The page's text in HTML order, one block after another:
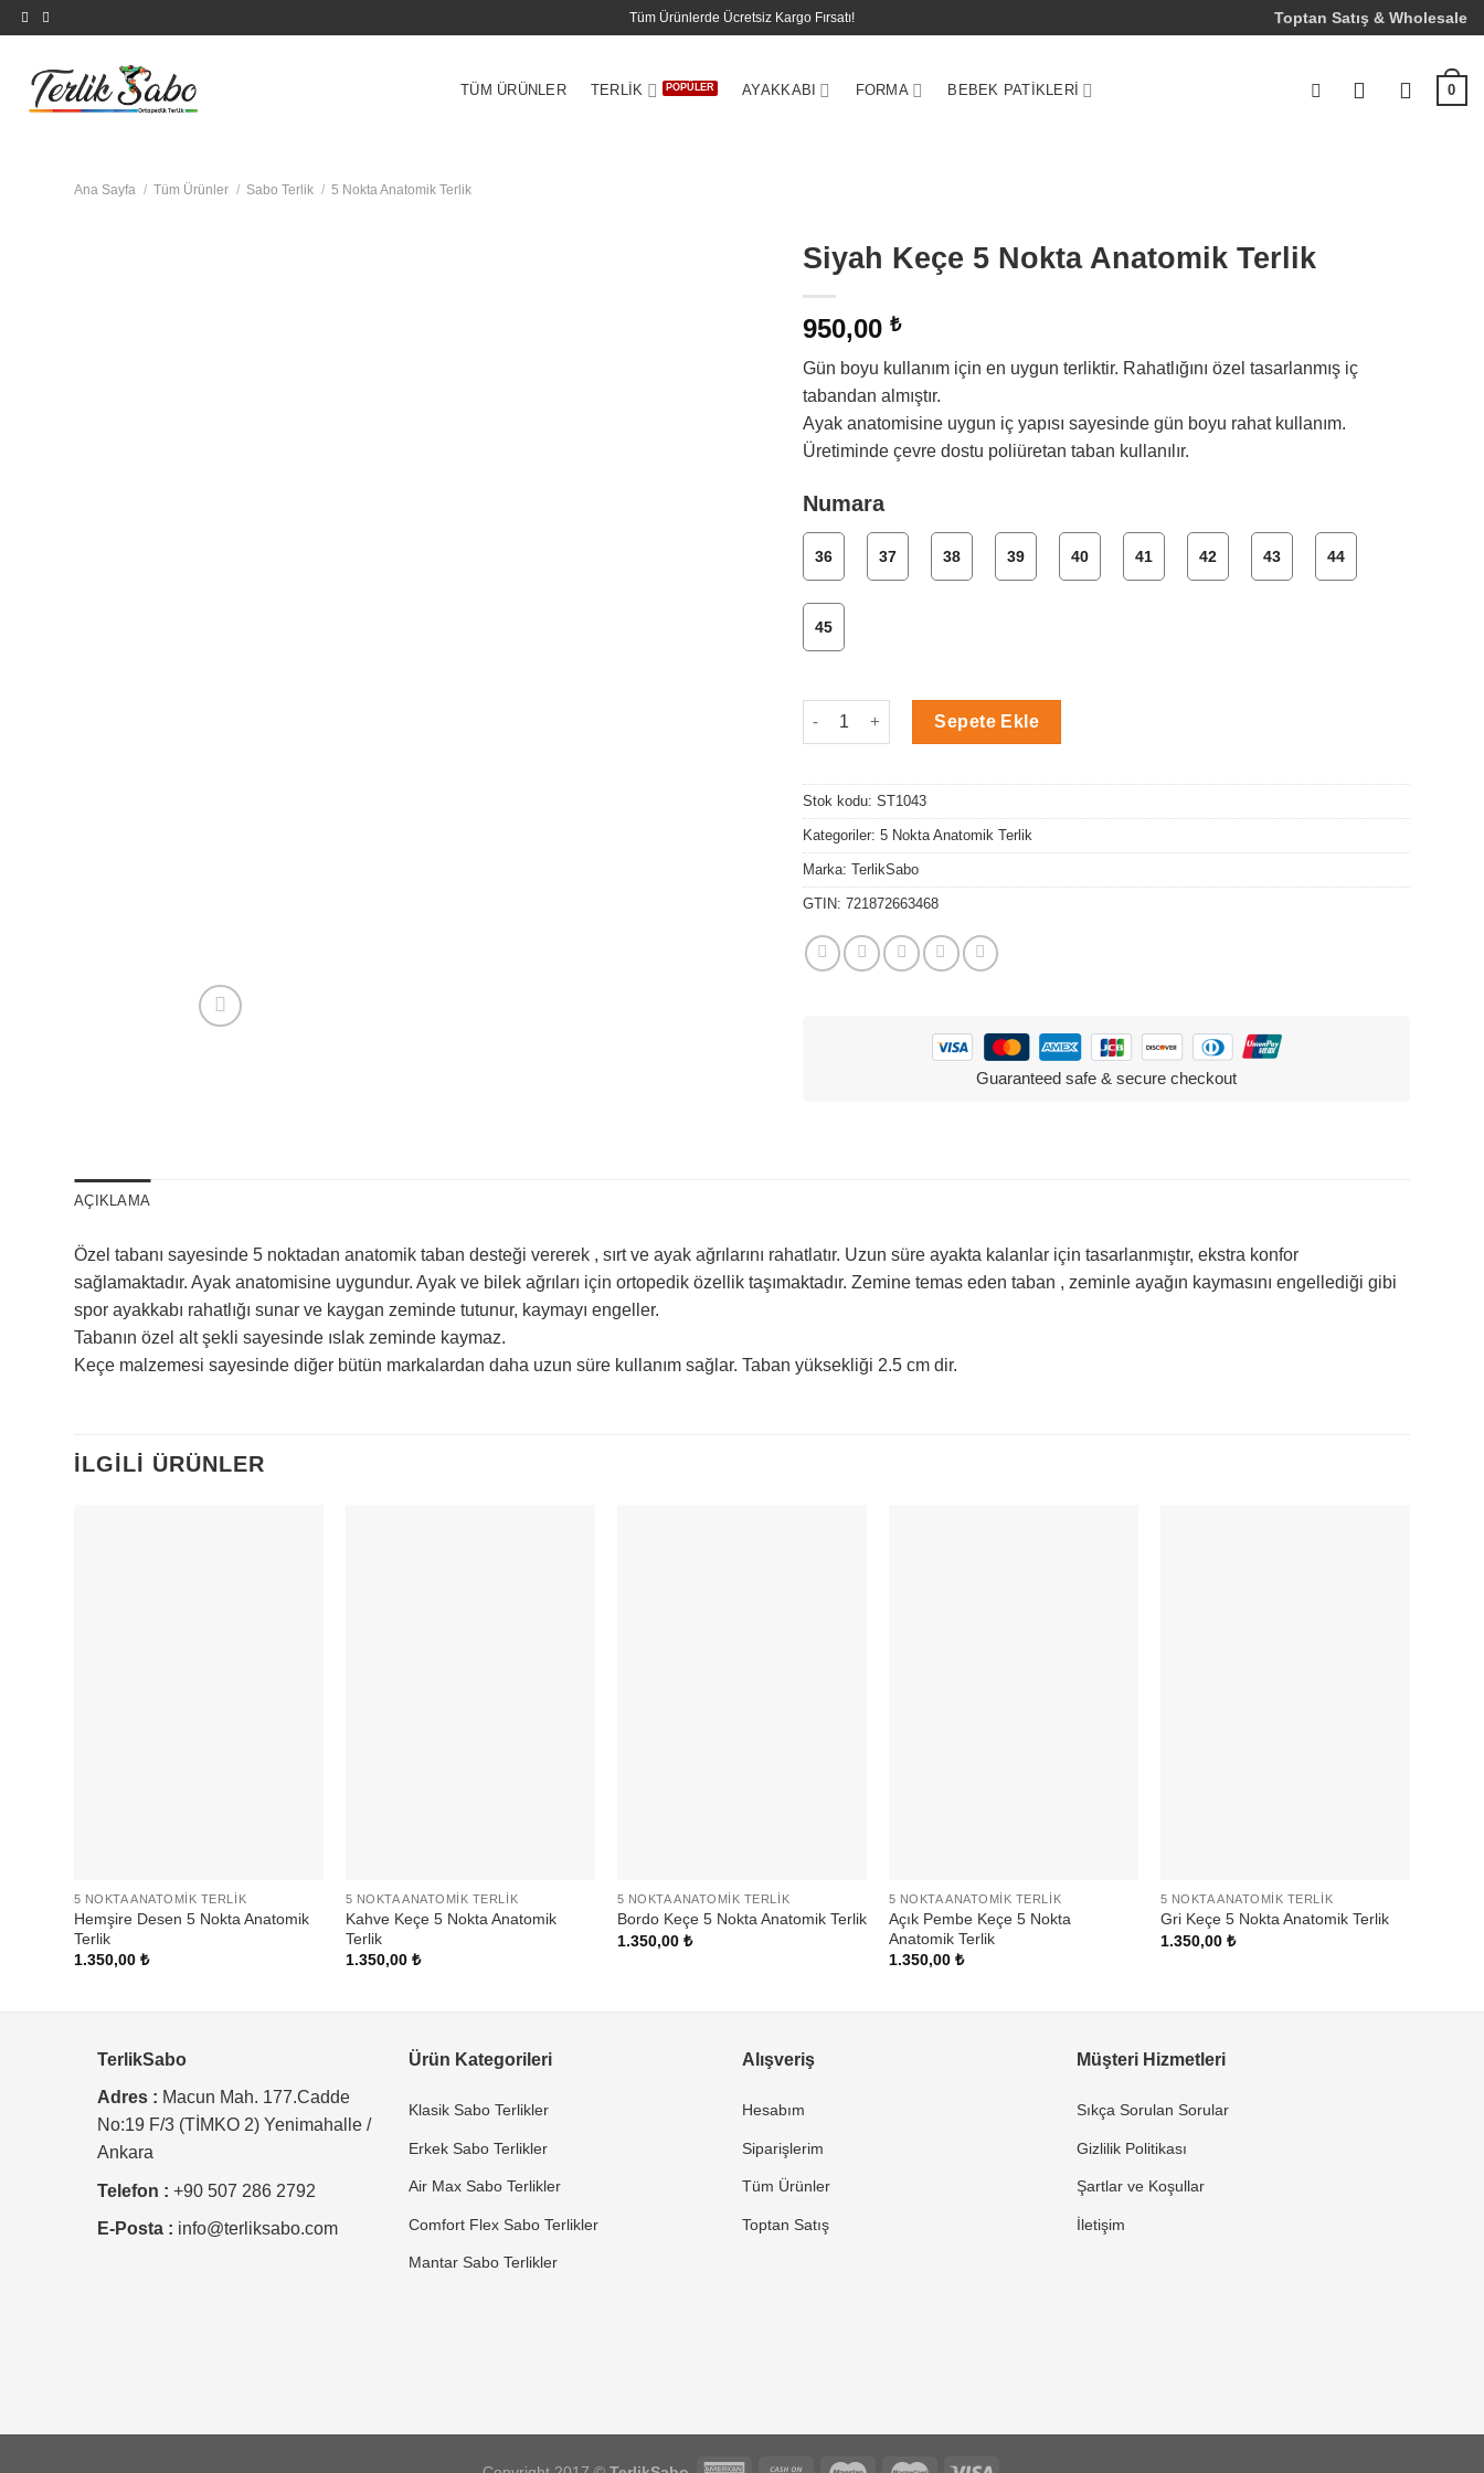
İçeriğe
atla
Tüm Ürünlerde Ücretsiz Kargo Fırsatı! Toptan Satış & Wholesale
TÜM ÜRÜNLER TERLIK AYAKKABI FORMA BEBEK PATIKLERI 0
Ana Sayfa / Tüm Ürünler / Sabo Terlik / 5 Nokta Anatomik Terlik
Siyah Keçe 5 Nokta Anatomik Terlik
950,00 ₺
Gün boyu kullanım için en uygun terliktir. Rahatlığını özel tasarlanmış iç
tabandan almıştır.
Ayak anatomisine uygun iç yapısı sayesinde gün boyu rahat kullanım.
Üretiminde çevre dostu poliüretan taban kullanılır.
Numara
36 37 38 39 40 41 42 43 44
45
Siyah Keçe 5 Nokta Anatomik Terlik adet
Sepete Ekle
Stok kodu: ST1043
Kategoriler: 5 Nokta Anatomik Terlik
Marka: TerlikSabo
GTIN: 721872663468
Guaranteed safe & secure checkout
AÇIKLAMA
Özel tabanı sayesinde 5 noktadan anatomik taban desteği vererek , sırt ve ayak ağrılarını rahatlatır. Uzun süre ayakta kalanlar için tasarlanmıştır, ekstra konfor
sağlamaktadır. Ayak anatomisine uygundur. Ayak ve bilek ağrıları için ortopedik özellik taşımaktadır. Zemine temas eden taban , zeminle ayağın kaymasını engellediği gibi
spor ayakkabı rahatlığı sunar ve kaygan zeminde tutunur, kaymayı engeller.
Tabanın özel alt şekli sayesinde ıslak zeminde kaymaz.
Keçe malzemesi sayesinde diğer bütün markalardan daha uzun süre kullanım sağlar. Taban yüksekliği 2.5 cm dir.
İLGILI ÜRÜNLER
5 NOKTA ANATOMIK TERLIK
Hemşire Desen 5 Nokta Anatomik
Terlik
1.350,00 ₺
5 NOKTA ANATOMIK TERLIK
Kahve Keçe 5 Nokta Anatomik
Terlik
1.350,00 ₺
5 NOKTA ANATOMIK TERLIK
Bordo Keçe 5 Nokta Anatomik Terlik
1.350,00 ₺
5 NOKTA ANATOMIK TERLIK
Açık Pembe Keçe 5 Nokta
Anatomik Terlik
1.350,00 ₺
5 NOKTA ANATOMIK TERLIK
Gri Keçe 5 Nokta Anatomik Terlik
1.350,00 ₺
TerlikSabo
Adres : Macun Mah. 177.Cadde
No:19 F/3 (TİMKO 2) Yenimahalle /
Ankara
Telefon : +90 507 286 2792
E-Posta : info@terliksabo.com
Ürün Kategorileri
Klasik Sabo Terlikler
Erkek Sabo Terlikler
Air Max Sabo Terlikler
Comfort Flex Sabo Terlikler
Mantar Sabo Terlikler
Alışveriş
Hesabım
Siparişlerim
Tüm Ürünler
Toptan Satış
Müşteri Hizmetleri
Sıkça Sorulan Sorular
Gizlilik Politikası
Şartlar ve Koşullar
İletişim